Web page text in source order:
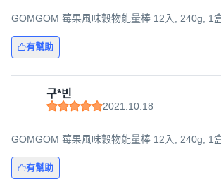
GOMGOM 莓果風味穀物能量棒 12入, 240g, 1
有幫助
구*빈
2021.10.18
GOMGOM 莓果風味穀物能量棒 12入, 240g, 1
有幫助